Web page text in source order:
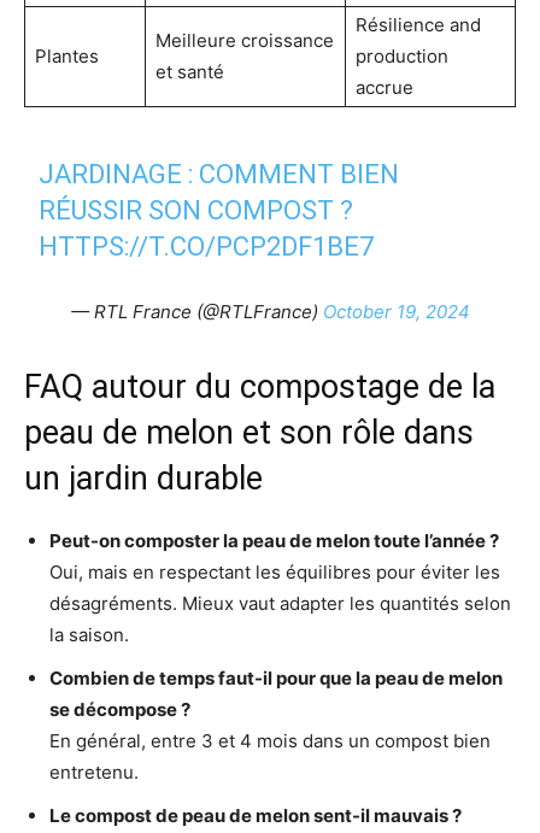
Plantes
Meilleure croissance
et santé
Résilience and
production
accrue
JARDINAGE : COMMENT BIEN
RÉUSSIR SON COMPOST ?
HTTPS://T.CO/PCP2DF1BE7
— RTL France (@RTLFrance) October 19, 2024
FAQ autour du compostage de la
peau de melon et son rôle dans
un jardin durable
Peut-on composter la peau de melon toute l’année ?
Oui, mais en respectant les équilibres pour éviter les
désagréments. Mieux vaut adapter les quantités selon
la saison.
Combien de temps faut-il pour que la peau de melon
se décompose ?
En général, entre 3 et 4 mois dans un compost bien
entretenu.
Le compost de peau de melon sent-il mauvais ?